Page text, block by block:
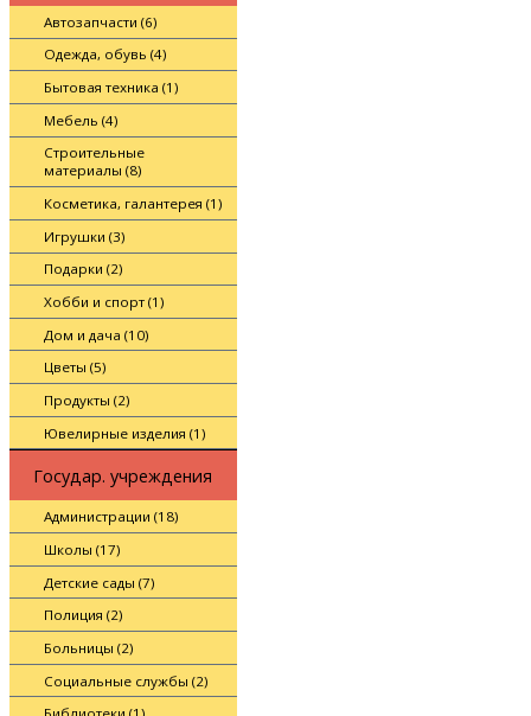
Автозапчасти (6)
Одежда, обувь (4)
Бытовая техника (1)
Мебель (4)
Строительные
материалы (8)
Косметика, галантерея (1)
Игрушки (3)
Подарки (2)
Хобби и спорт (1)
Дом и дача (10)
Цветы (5)
Продукты (2)
Ювелирные изделия (1)
Государ. учреждения
Администрации (18)
Школы (17)
Детские сады (7)
Полиция (2)
Больницы (2)
Социальные службы (2)